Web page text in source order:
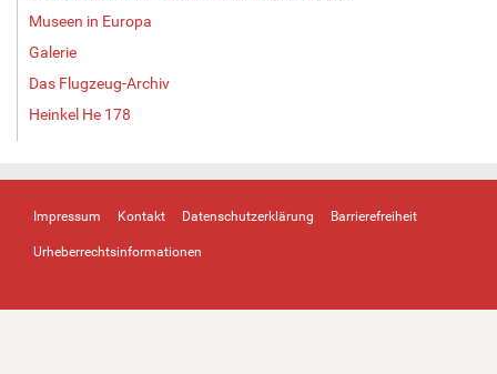
Museen in Europa
Galerie
Das Flugzeug-Archiv
Heinkel He 178
Impressum Kontakt Datenschutzerklärung Barrierefreiheit
Urheberrechtsinformationen